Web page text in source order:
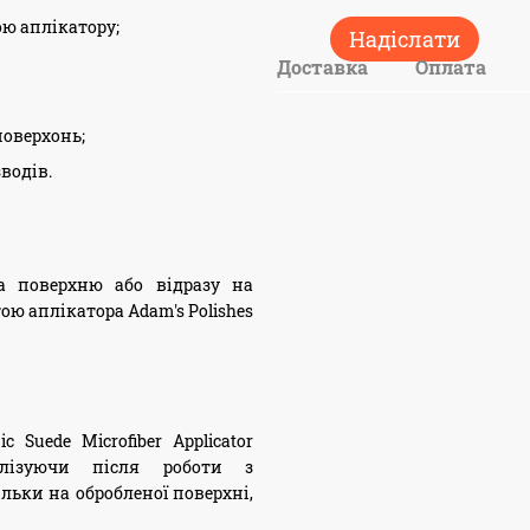
аплікатору;
поверхню або відразу на
аплікатора Adam's Polishes
Suede Microfiber Applicator
після роботи з
на обробленої поверхні,
Надіслати
Доставка Оплата